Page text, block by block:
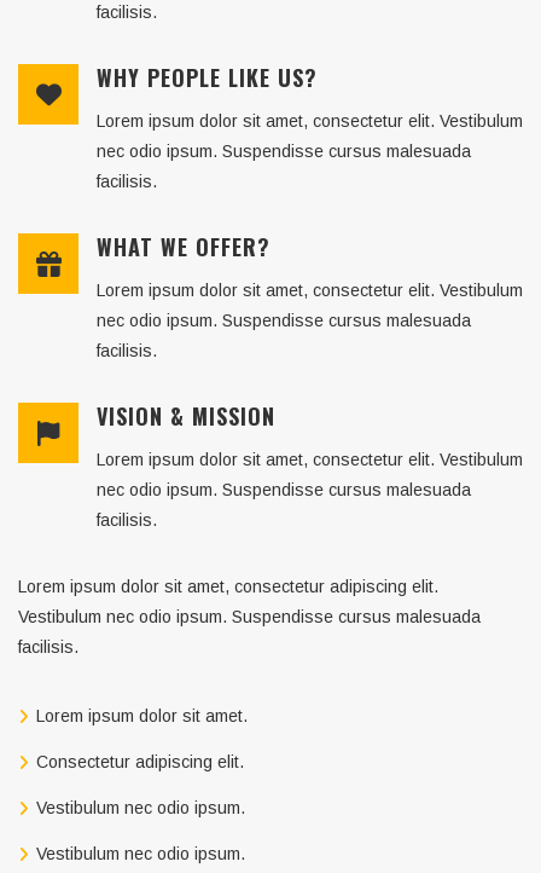
facilisis.
WHY PEOPLE LIKE US?
Lorem ipsum dolor sit amet, consectetur elit. Vestibulum
nec odio ipsum. Suspendisse cursus malesuada
facilisis.
WHAT WE OFFER?
Lorem ipsum dolor sit amet, consectetur elit. Vestibulum
nec odio ipsum. Suspendisse cursus malesuada
facilisis.
VISION & MISSION
Lorem ipsum dolor sit amet, consectetur elit. Vestibulum
nec odio ipsum. Suspendisse cursus malesuada
facilisis.
Lorem ipsum dolor sit amet, consectetur adipiscing elit.
Vestibulum nec odio ipsum. Suspendisse cursus malesuada
facilisis.
Lorem ipsum dolor sit amet.
Consectetur adipiscing elit.
Vestibulum nec odio ipsum.
Vestibulum nec odio ipsum.